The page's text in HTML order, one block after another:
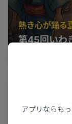
アプリならも
熱き心が踊る
第45回いわ